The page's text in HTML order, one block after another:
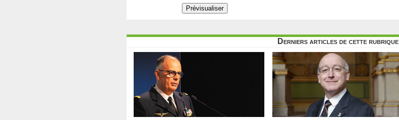
Derniers articles de cette rubrique